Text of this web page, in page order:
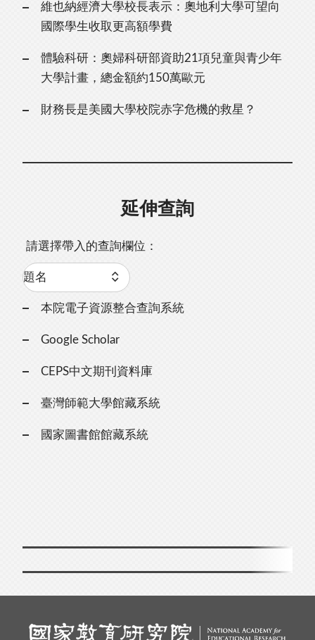
維也納經濟大學校長表示：奧地利大學可望向
國際學生收取更高額學費
體驗科研：奧婦科研部資助21項兒童與青少年
大學計畫，總金額約150萬歐元
財務長是美國大學校院赤字危機的救星？
延伸查詢
請選擇帶入的查詢欄位：
本院電子資源整合查詢系統
Google Scholar
CEPS中文期刊資料庫
臺灣師範大學館藏系統
國家圖書館館藏系統